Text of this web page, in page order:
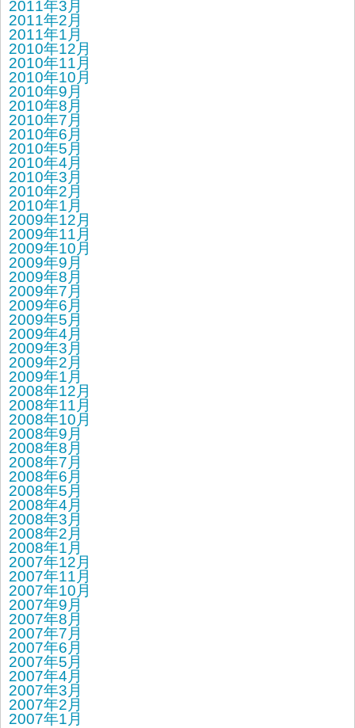
2011年3月
2011年2月
2011年1月
2010年12月
2010年11月
2010年10月
2010年9月
2010年8月
2010年7月
2010年6月
2010年5月
2010年4月
2010年3月
2010年2月
2010年1月
2009年12月
2009年11月
2009年10月
2009年9月
2009年8月
2009年7月
2009年6月
2009年5月
2009年4月
2009年3月
2009年2月
2009年1月
2008年12月
2008年11月
2008年10月
2008年9月
2008年8月
2008年7月
2008年6月
2008年5月
2008年4月
2008年3月
2008年2月
2008年1月
2007年12月
2007年11月
2007年10月
2007年9月
2007年8月
2007年7月
2007年6月
2007年5月
2007年4月
2007年3月
2007年2月
2007年1月